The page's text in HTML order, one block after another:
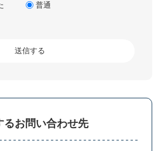
普通
るお問い合わせ先